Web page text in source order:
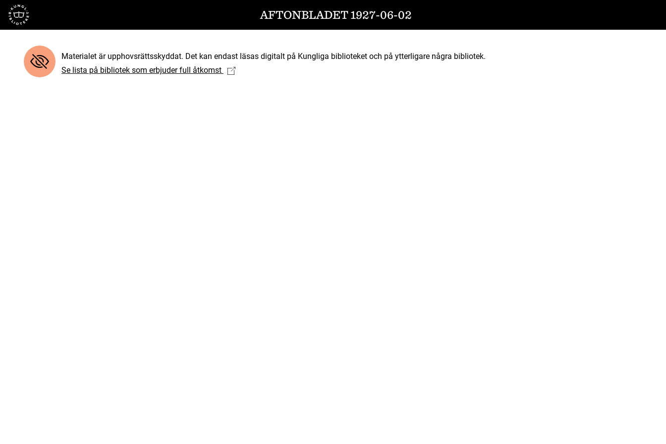
Till startsidan AFTONBLADET 1927-06-02
Materialet är upphovsrättsskyddat. Det kan endast läsas digitalt på Kungliga biblioteket och på ytterligare några bibliotek.
Se lista på bibliotek som erbjuder full åtkomst